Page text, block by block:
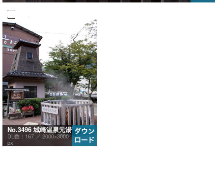
No.3496 城崎温泉元湯
DL数：167 ／ 2000×3000
px